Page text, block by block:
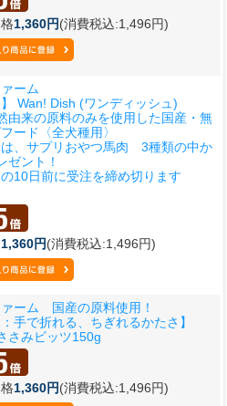
1,360円(消費税込:1,496円)
ーム
】 Wan! Dish (ワンディッシュ)
来の原料のみを使用した国産・無
ード〈全犬種用〉
、サプリおやつ馬肉 3種類の中か
ゼント！
10日前に受注を締め切ります
1,360円(消費税込:1,496円)
ーム 国産の原料使用！
：手で折れる、ちぎれるかたさ】
さみビッツ150g
1,360円(消費税込:1,496円)